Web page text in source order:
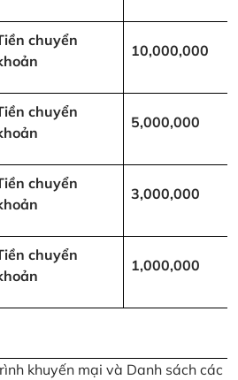
chuyển
10,000,000
chuyển
5,000,000
chuyển
3,000,000
chuyển
1,000,000
khuyến mại và Danh sách các